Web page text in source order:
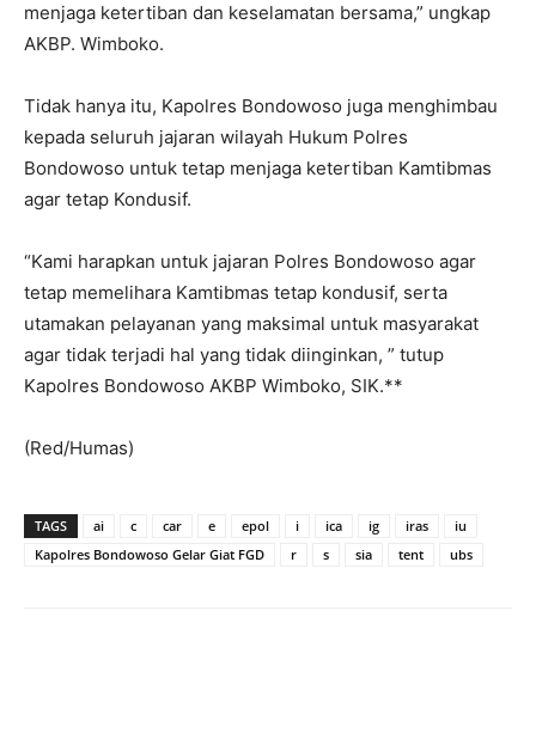
menjaga ketertiban dan keselamatan bersama,” ungkap
AKBP. Wimboko.
Tidak hanya itu, Kapolres Bondowoso juga menghimbau
kepada seluruh jajaran wilayah Hukum Polres
Bondowoso untuk tetap menjaga ketertiban Kamtibmas
agar tetap Kondusif.
“Kami harapkan untuk jajaran Polres Bondowoso agar
tetap memelihara Kamtibmas tetap kondusif, serta
utamakan pelayanan yang maksimal untuk masyarakat
agar tidak terjadi hal yang tidak diinginkan, ” tutup
Kapolres Bondowoso AKBP Wimboko, SIK.**
(Red/Humas)
TAGS ai c car e epol i ica ig iras
iu
Kapolres Bondowoso Gelar Giat FGD
r s sia tent ubs